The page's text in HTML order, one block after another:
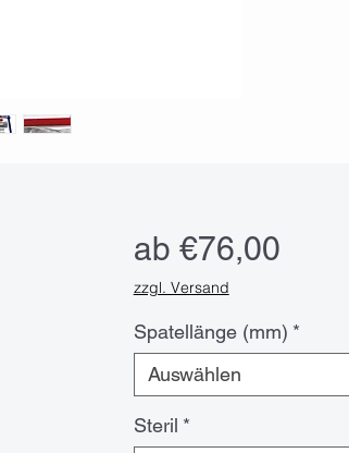
ab €76,00Sale-
zzgl. Versand
Spatellänge (mm) *
Auswählen
Steril *